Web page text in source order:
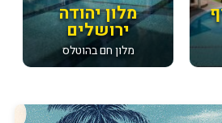
מלון יהודה
ירושלים
מלון חם בהוטלס